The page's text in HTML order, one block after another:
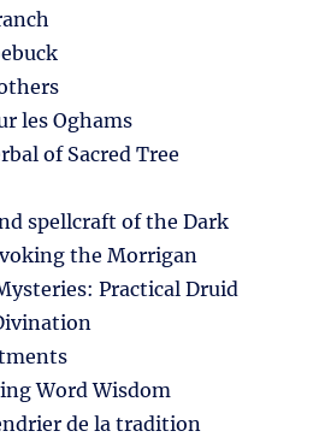
les Oghams
of Sacred Tree
spellcraft of the Dark
the Morrigan
Practical Druid
Word Wisdom
de la tradition